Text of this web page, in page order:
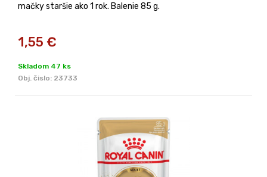
mačky staršie ako 1 rok. Balenie 85 g.
1,55 €
Skladom 47 ks
Obj. čislo: 23733